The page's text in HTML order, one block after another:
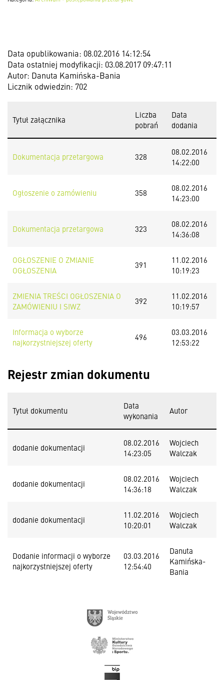
Data opublikowania: 08.02.2016 14:12:54
Data ostatniej modyfikacji: 03.08.2017 09:47:11
Autor: Danuta Kamińska-Bania
Licznik odwiedzin: 702
Tytuł załącznika
Liczba
pobrań
Data
dodania
Dokumentacja przetargowa 328
08.02.2016
14:22:00
Ogłoszenie o zamówieniu 358
08.02.2016
14:23:00
Dokumentacja przetargowa 323
08.02.2016
14:36:08
OGŁOSZENIE O ZMIANIE
OGŁOSZENIA
391
11.02.2016
10:19:23
ZMIENIA TREŚCI OGŁOSZENIA O
ZAMÓWIENIU I SIWZ
392
11.02.2016
10:19:57
Informacja o wyborze
najkorzystniejszej oferty
496
03.03.2016
12:53:22
Rejestr zmian dokumentu
Tytuł dokumentu
Data
wykonania
Autor
dodanie dokumentacji
08.02.2016
14:23:05
Wojciech
Walczak
dodanie dokumentacji
08.02.2016
14:36:18
Wojciech
Walczak
dodanie dokumentacji
11.02.2016
10:20:01
Wojciech
Walczak
Dodanie informacji o wyborze
najkorzystniejszej oferty
03.03.2016
12:54:40
Danuta
Kamińska-
Bania